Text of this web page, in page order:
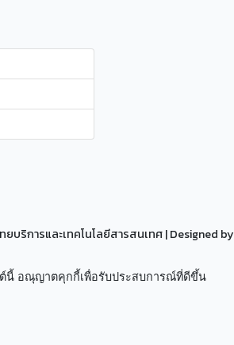
บริการและเทคโนโลยีสารสนเทศ| Designed by
ต์นี้ อณุญาตคุกกี้เพื่อรับประสบการณ์ที่ดีขึ้น